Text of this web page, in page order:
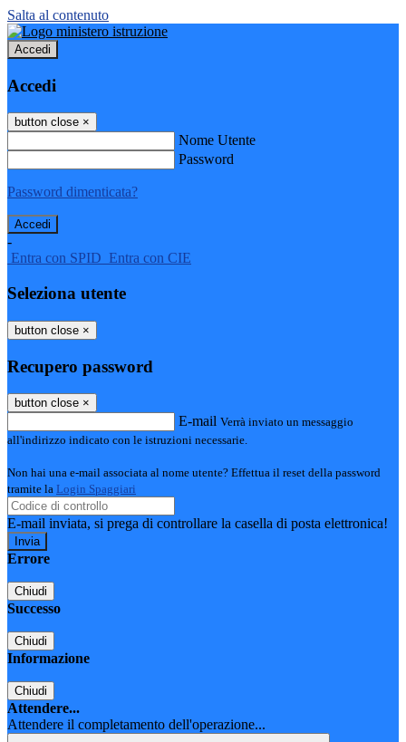
Salta al contenuto
Accedi
Accedi
button close ×
Nome Utente
Password
Password dimenticata?
-
Entra con SPID Entra con CIE
Seleziona utente
button close ×
Recupero password
button close ×
E-mail Verrà inviato un messaggio
all'indirizzo indicato con le istruzioni necessarie.
Non hai una e-mail associata al nome utente? Effettua il reset della password
tramite la Login Spaggiari
E-mail inviata, si prega di controllare la casella di posta elettronica!
Errore
Chiudi
Successo
Chiudi
Informazione
Chiudi
Attendere...
Attendere il completamento dell'operazione...